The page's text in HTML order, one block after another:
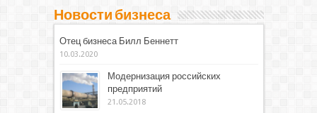
Новости бизнеса
Отец бизнеса Билл Беннетт
10.03.2020
Модернизация российских
предприятий
21.05.2018